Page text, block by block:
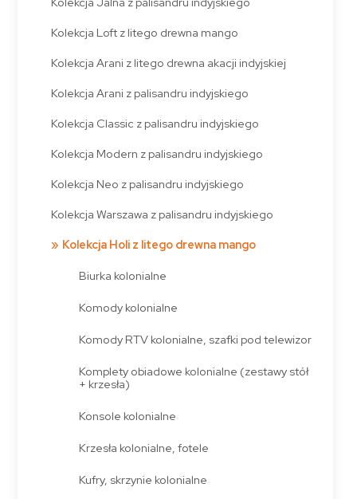
Kolekcja Loft z litego drewna mango
Kolekcja Arani z litego drewna akacji indyjskiej
Kolekcja Arani z palisandru indyjskiego
Kolekcja Classic z palisandru indyjskiego
Kolekcja Modern z palisandru indyjskiego
Kolekcja Neo z palisandru indyjskiego
Kolekcja Warszawa z palisandru indyjskiego
Kolekcja Holi z litego drewna mango
Biurka kolonialne
Komody kolonialne
Komody RTV kolonialne, szafki pod telewizor
Komplety obiadowe kolonialne (zestawy stół
+ krzesła)
Konsole kolonialne
Krzesła kolonialne, fotele
Kufry, skrzynie kolonialne